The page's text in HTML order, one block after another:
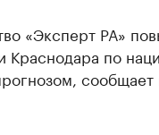
«Эксперт РА»
Краснодара по